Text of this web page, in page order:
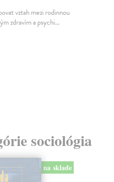
vztah mezi rodinnou
zdravím a psychi...
sociológia
na sklade